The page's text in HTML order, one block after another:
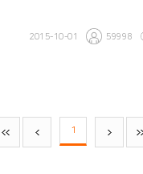
2015-10-01 59998
1